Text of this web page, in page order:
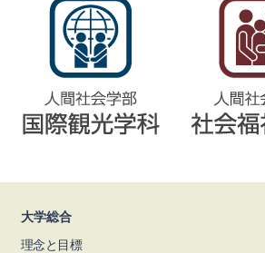
大学総合
理念と目標